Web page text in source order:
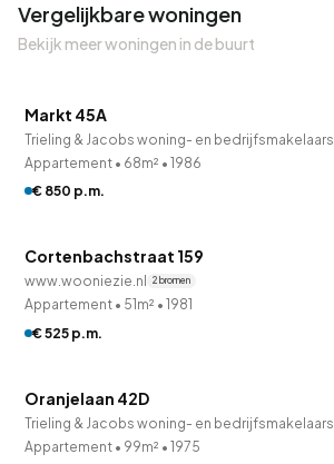
Vergelijkbare woningen
Bekijk meer woningen in de buurt
Markt 45A
Trieling & Jacobs woning- en bedrijfsmakelaars
Appartement • 68m² • 1986
€ 850 p.m.
QUICKLANE™
Woningcorporatie
Cortenbachstraat 159
www.wooniezie.nl 2 bronnen
Appartement • 51m² • 1981
€ 525 p.m.
Oranjelaan 42D
Trieling & Jacobs woning- en bedrijfsmakelaars
Appartement • 99m² • 1975